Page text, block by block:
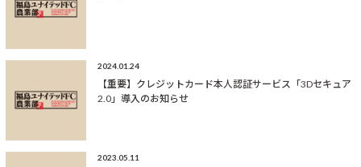
2024.01.24
【重要】クレジットカード本人認証サービス「3Dセキュア
2.0」導入のお知らせ
2023.05.11